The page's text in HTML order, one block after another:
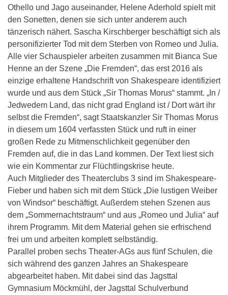
Othello und Jago auseinander, Helene Aderhold spielt mit
den Sonetten, denen sie sich unter anderem auch
tänzerisch nähert. Sascha Kirschberger beschäftigt sich als
personifizierter Tod mit dem Sterben von Romeo und Julia.
Alle vier Schauspieler arbeiten zusammen mit Bianca Sue
Henne an der Szene „Die Fremden“, das erst 2016 als
einzige erhaltene Handschrift von Shakespeare identifiziert
wurde und aus dem Stück „Sir Thomas Morus“ stammt. „In /
Jedwedem Land, das nicht grad England ist / Dort wärt ihr
selbst die Fremden“, sagt Staatskanzler Sir Thomas Morus
in diesem um 1604 verfassten Stück und ruft in einer
großen Rede zu Mitmenschlichkeit gegenüber den
Fremden auf, die in das Land kommen. Der Text liest sich
wie ein Kommentar zur Flüchtlingskrise heute.
Auch Mitglieder des Theaterclubs 3 sind im Shakespeare-
Fieber und haben sich mit dem Stück „Die lustigen Weiber
von Windsor“ beschäftigt. Außerdem stehen Szenen aus
dem „Sommernachtstraum“ und aus „Romeo und Julia“ auf
ihrem Programm. Mit dem Material gehen sie erfrischend
frei um und arbeiten komplett selbständig.
Parallel proben sechs Theater-AGs aus fünf Schulen, die
sich während des ganzen Jahres an Shakespeare
abgearbeitet haben. Mit dabei sind das Jagsttal
Gymnasium Möckmühl, der Jagsttal Schulverbund